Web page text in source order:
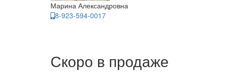
Марина Александровна
8-923-594-0017
Скоро в продаже